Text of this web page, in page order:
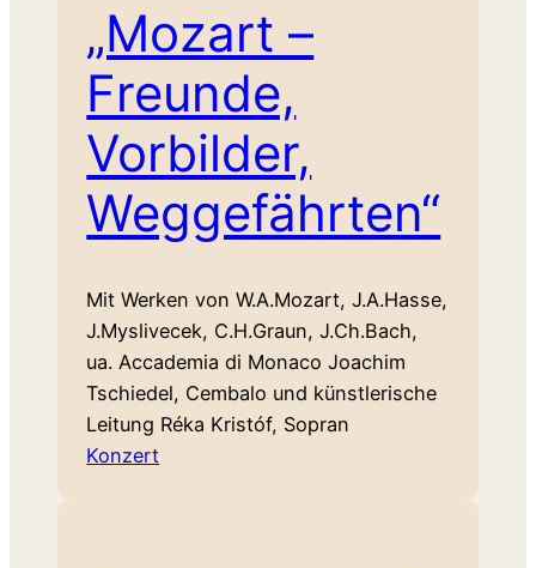
„Mozart –
Freunde,
Vorbilder,
Weggefährten“
Mit Werken von W.A.Mozart, J.A.Hasse,
J.Myslivecek, C.H.Graun, J.Ch.Bach,
ua. Accademia di Monaco Joachim
Tschiedel, Cembalo und künstlerische
Leitung Réka Kristóf, Sopran
Konzert